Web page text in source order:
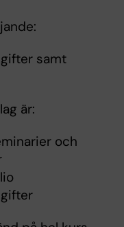
samt
är:
och